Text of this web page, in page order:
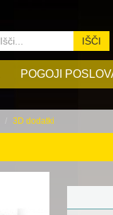
POGOJI
IŠČI
3D dodatki